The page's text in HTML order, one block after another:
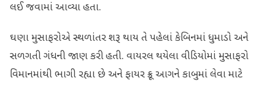
લઈ જવામાં આવ્યા હતા.
ઘણા મુસાફરોએ સ્થળાંતર શરૂ થાય તે પહેલાં કેબિનમાં ધુમાડો અને
સળગતી ગંધની જાણ કરી હતી. વાયરલ થયેલા વીડિયોમાં મુસાફરો
વિમાનમાંથી ભાગી રહ્યા છે અને ફાયર ક્રૂ આગને કાબુમાં લેવા માટે